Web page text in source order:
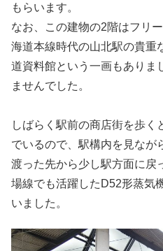
もらいます。
なお、この建物の2階はフリ
海道本線時代の山北駅の貴重
道資料館という一画もありま
ませんでした。
しばらく駅前の商店街を歩く
でいるので、駅構内を見なが
渡った先から少し駅方面に戻
場線でも活躍したD52形蒸気
いました。